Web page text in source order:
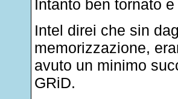
Intanto ben tornato
Intel direi che sin
memorizzazione,
avuto un minimo
GRiD.